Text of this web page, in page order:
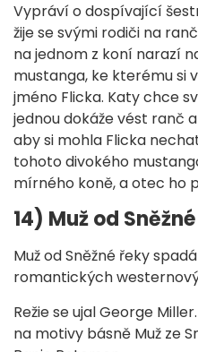
Vypráví o dospívající
žije se svými rodiči na
na jednom z koní narazí
mustanga, ke kterému si
jméno Flicka. Katy chce
jednou dokáže vést ranč
aby si mohla Flicka
tohoto divokého
mírného koně, a otec ho
14) Muž od
Muž od Sněžné řeky
romantických
Režie se ujal George
na motivy básně Muž ze